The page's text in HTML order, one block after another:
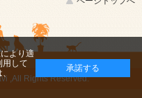
,All Rights Reserved.
より適
用して
承諾する